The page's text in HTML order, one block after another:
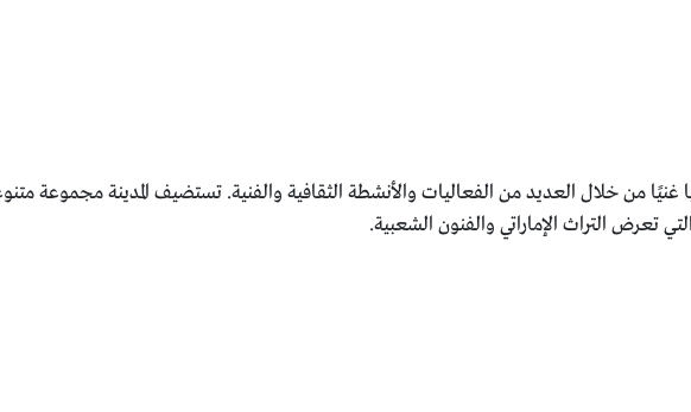
غنيًا من خلال العديد من الفعاليات والأنشطة الثقافية والفنية. تستضيف المدينة مجموعة
تعرض التراث الإماراتي والفنون الشعبية.